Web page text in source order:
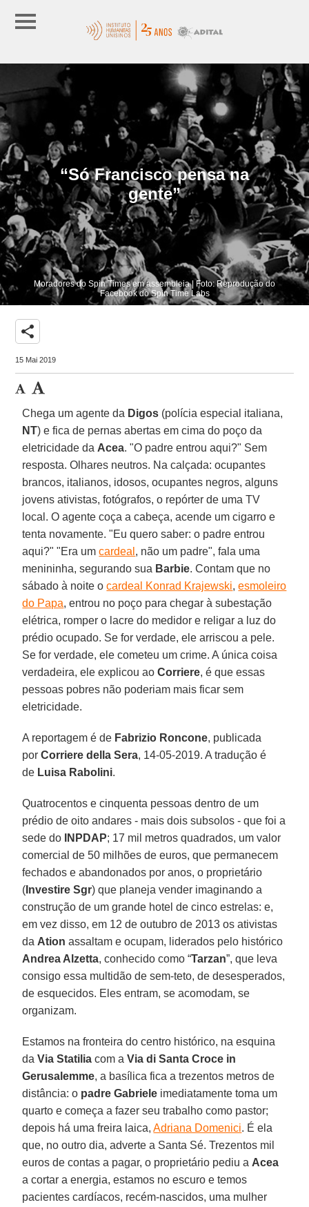
“Só Francisco pensa na
gente”
Moradores do Spin Times em assembleia | Foto: Reprodução do
Facebook do Spin Time Labs
share
15 Mai 2019
Chega um agente da Digos (polícia especial italiana,
NT) e fica de pernas abertas em cima do poço da
eletricidade da Acea. "O padre entrou aqui?" Sem
resposta. Olhares neutros. Na calçada: ocupantes
brancos, italianos, idosos, ocupantes negros, alguns
jovens ativistas, fotógrafos, o repórter de uma TV
local. O agente coça a cabeça, acende um cigarro e
tenta novamente. "Eu quero saber: o padre entrou
aqui?" "Era umcardeal , não um padre", fala uma
menininha, segurando sua Barbie. Contam que no
sábado à noite ocardeal Konrad Krajewski,esmoleiro
do Papa, entrou no poço para chegar à subestação
elétrica, romper o lacre do medidor e religar a luz do
prédio ocupado. Se for verdade, ele arriscou a pele.
Se for verdade, ele cometeu um crime. A única coisa
verdadeira, ele explicou aoCorriere, é que essas
pessoas pobres não poderiam mais ficar sem
eletricidade.
A reportagem é de Fabrizio Roncone, publicada
porCorriere della Sera, 14-05-2019. A tradução é
de Luisa Rabolini.
Quatrocentos e cinquenta pessoas dentro de um
prédio de oito andares - mais dois subsolos - que foi a
sede do
INPDAP; 17 mil metros quadrados, um valor
comercial de 50 milhões de euros, que permanecem
fechados e abandonados por anos, o proprietário
( Investire Sgr) que planeja vender imaginando a
construção de um grande hotel de cinco estrelas: e,
em vez disso, em 12 de outubro de 2013 os ativistas
da Ation assaltam e ocupam, liderados pelo histórico
Andrea Alzetta, conhecido como “Tarzan”, que leva
consigo essa multidão de sem-teto, de desesperados,
de esquecidos. Eles entram, se acomodam, se
organizam.
Estamos na fronteira do centro histórico, na esquina
daVia Statilia com aVia di Santa Croce in
Gerusalemme, a basílica fica a trezentos metros de
distância: o padre Gabriele imediatamente toma um
quarto e começa a fazer seu trabalho como pastor;
depois há uma freira laica,Adriana Domenici. É ela
que, no outro dia, adverte a Santa Sé. Trezentos mil
euros de contas a pagar, o proprietário pediu a Acea
a cortar a energia, estamos no escuro e temos
pacientes cardíacos, recém-nascidos, uma mulher